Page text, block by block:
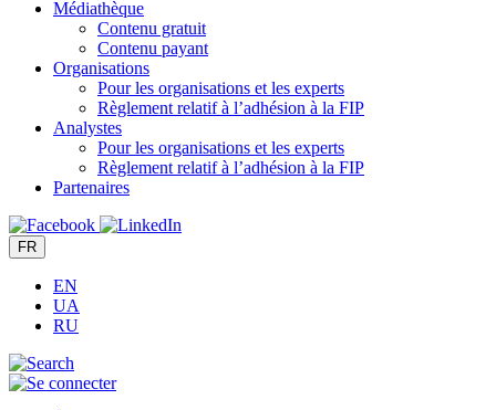
Médiathèque
Contenu gratuit
Contenu payant
Organisations
Pour les organisations et les experts
Règlement relatif à l’adhésion à la FIP
Analystes
Pour les organisations et les experts
Règlement relatif à l’adhésion à la FIP
Partenaires
FR
EN
UA
RU